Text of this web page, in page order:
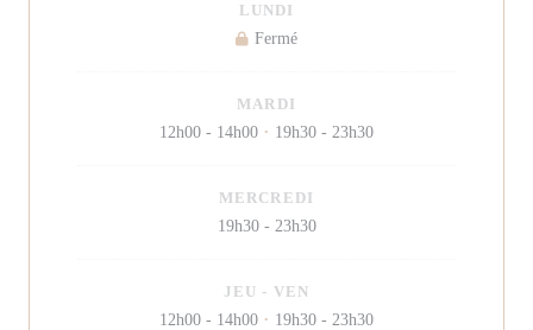
LUNDI
Fermé
MARDI
12h00 - 14h00 • 19h30 - 23h30
MERCREDI
19h30 - 23h30
JEU - VEN
12h00 - 14h00 • 19h30 - 23h30